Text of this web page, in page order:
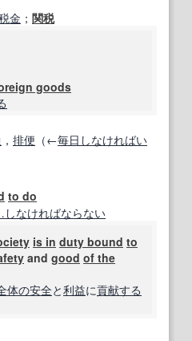
金 ； 関税
goods
， 排便 （←毎日 しなければい
to do
しなければならない
is in duty bound to
and good of the
体の安全と利益に貢献する